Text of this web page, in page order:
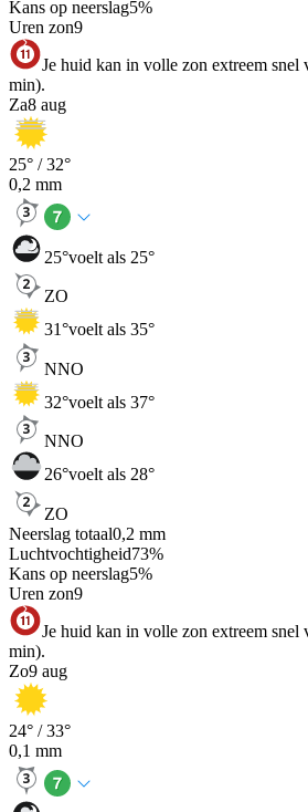
Kans op neerslag5%
Uren zon9
Je huid kan in volle zon extreem snel
min).
Za8 aug
25° /32°
0,2 mm
25°voelt als 25°
ZO
31°voelt als 35°
NNO
32°voelt als 37°
NNO
26°voelt als 28°
ZO
Neerslag totaal0,2 mm
Luchtvochtigheid73%
Kans op neerslag5%
Uren zon9
Je huid kan in volle zon extreem snel
min).
Zo9 aug
24° /33°
0,1 mm